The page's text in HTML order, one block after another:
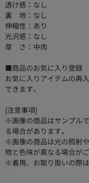
透け感：なし
裏 地：なし
伸縮性：あり
光沢感：なし
厚 さ：中肉
■商品のお気に入り登録
お気に入りアイテムの再
できます。
[注意事項]
※画像の商品はサンプル
る場合があります。
※画像の商品は光の照射
物と色味が異なる場合がご
※着用、お取り扱いの際